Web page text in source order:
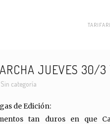
JUEVES 30/3
Sin categoría
de Edición:
tan duros en que